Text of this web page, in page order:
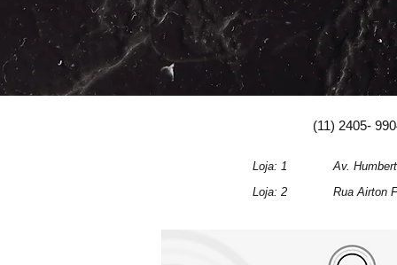
(11) 2405-
Loja: 1 Av. Humberto de
Loja: 2 Rua Airton Ferreira